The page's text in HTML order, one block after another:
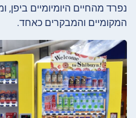
נפרד מהחיים היומיומיים
המקומיים והמבקרים כאחד.